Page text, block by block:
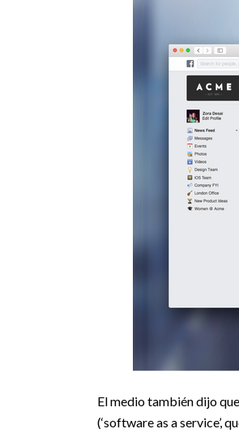
El medio también dijo
(‘software as a service’,